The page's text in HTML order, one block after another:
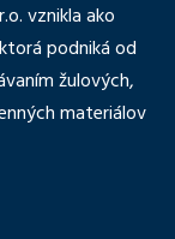
vznikla ako
podniká od
žulových,
materiálov